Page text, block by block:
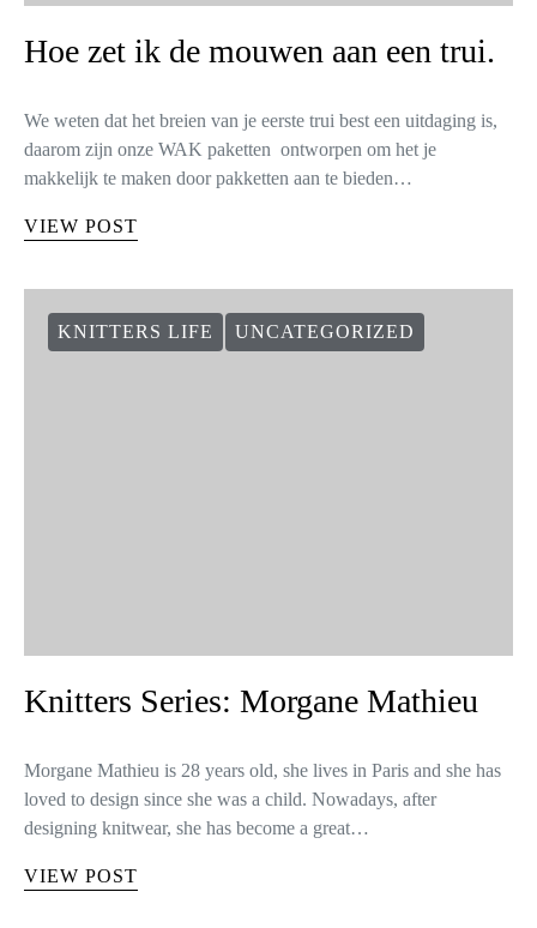
Hoe zet ik de mouwen aan een trui.
We weten dat het breien van je eerste trui best een uitdaging is,
daarom zijn onze WAK paketten ontworpen om het je
makkelijk te maken door pakketten aan te bieden…
VIEW POST
KNITTERS LIFE UNCATEGORIZED
Knitters Series: Morgane Mathieu
Morgane Mathieu is 28 years old, she lives in Paris and she has
loved to design since she was a child. Nowadays, after
designing knitwear, she has become a great…
VIEW POST